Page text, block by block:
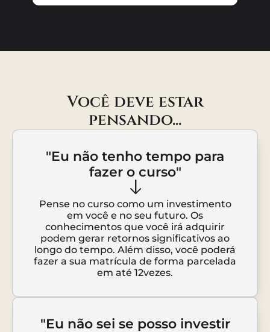
Você deve estar
pensando...
"Eu não tenho tempo para
fazer o curso"
Pense no curso como um investimento
em você e no seu futuro. Os
conhecimentos que você irá adquirir
podem gerar retornos significativos ao
longo do tempo. Além disso, você poderá
fazer a sua matrícula de forma parcelada
em até 12vezes.
"Eu não sei se posso investir